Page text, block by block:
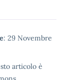
: 29 Novembre
articolo è